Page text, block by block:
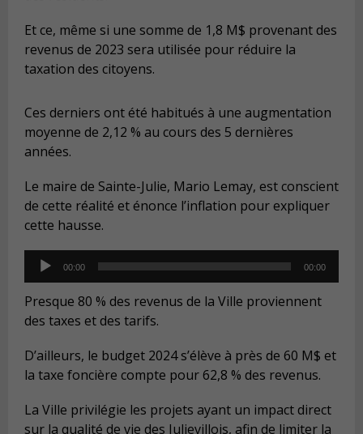
Et ce, même si une somme de 1,8 M$ provenant des
revenus de 2023 sera utilisée pour réduire la
taxation des citoyens.
Ces derniers ont été habitués à une augmentation
moyenne de 2,12 % au cours des 5 dernières
années.
Le maire de Sainte-Julie, Mario Lemay, est conscient
de cette réalité et énonce l’inflation pour expliquer
cette hausse.
Audio
Player
00:00 00:00
Presque 80 % des revenus de la Ville proviennent
des taxes et des tarifs.
D’ailleurs, le budget 2024 s’élève à près de 60 M$ et
la taxe foncière compte pour 62,8 % des revenus.
La Ville privilégie les projets ayant un impact direct
sur la qualité de vie des Julievillois, afin de limiter la